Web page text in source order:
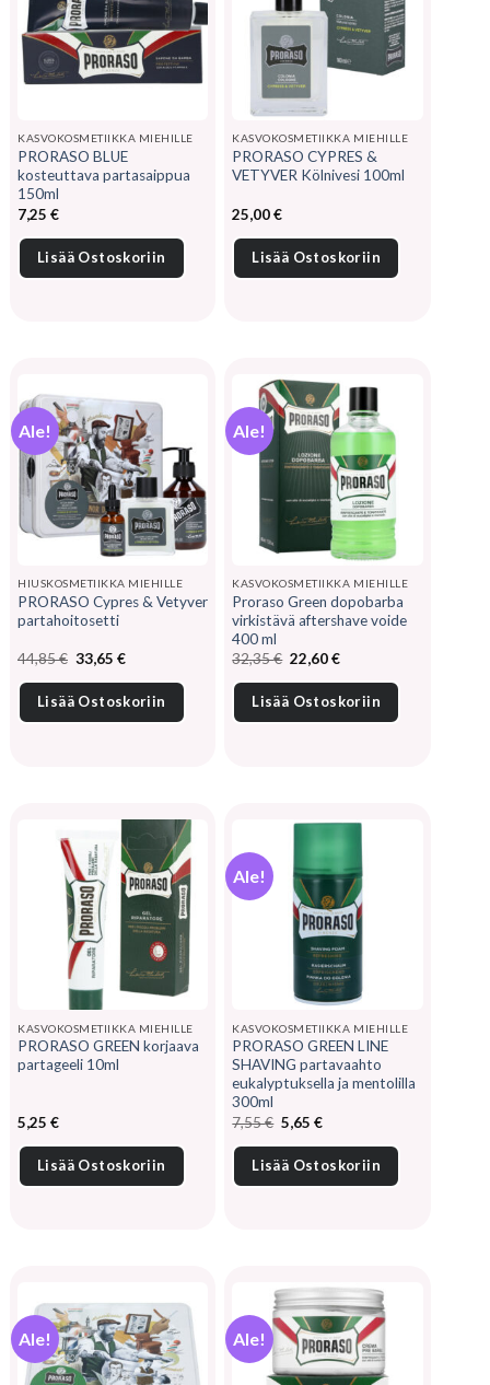
KASVOKOSMETIIKKA MIEHILLE
PRORASO BLUE
kosteuttava partasaippua
150ml
7,25 €
Lisää Ostoskoriin
KASVOKOSMETIIKKA MIEHILLE
PRORASO CYPRES &
VETYVER Kölnivesi 100ml
25,00€
Lisää Ostoskoriin
Ale!
HIUSKOSMETIIKKA MIEHILLE
PRORASO Cypres & Vetyver
partahoitosetti
44,85€ Alkuperäinen
hinta
oli:
44,85 €.
33,65€Nykyinen
on:
33,65 €.
Lisää Ostoskoriin
Ale!
KASVOKOSMETIIKKA MIEHILLE
Proraso Green dopobarba
virkistävä aftershave voide
400 ml
32,35€ Alkuperäinen
hinta
oli:
32,35 €.
22,60€Nykyinen
on:
22,60 €.
Lisää Ostoskoriin
KASVOKOSMETIIKKA MIEHILLE
PRORASO GREEN korjaava
partageeli 10ml
5,25 €
Lisää Ostoskoriin
Ale!
KASVOKOSMETIIKKA MIEHILLE
PRORASO GREEN LINE
SHAVING partavaahto
eukalyptuksella ja mentolilla
300ml
7,55€ Alkuperäinen
hinta
oli:
7,55 €.
5,65€Nykyinen
on:
5,65 €.
Lisää Ostoskoriin
Ale! Ale!